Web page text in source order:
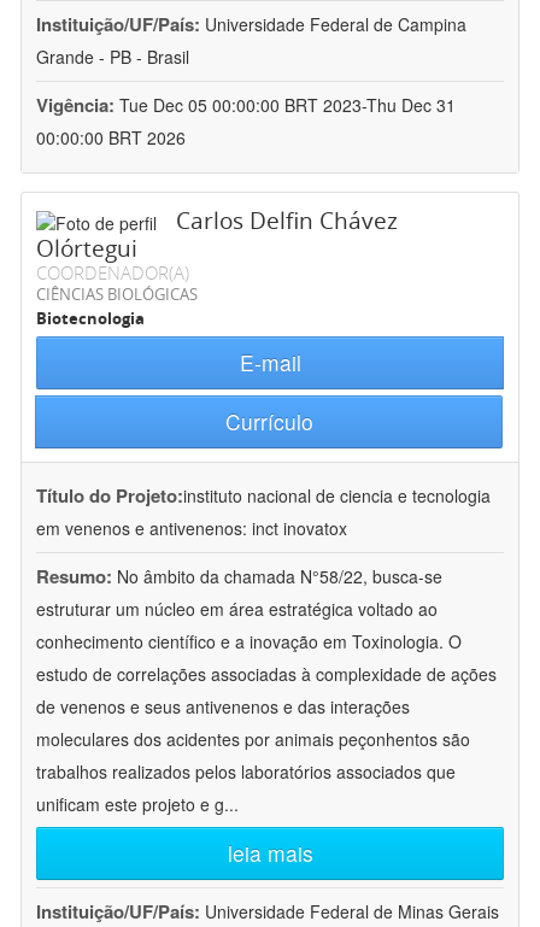
Instituição/UF/País: Universidade Federal de Campina
Grande - PB - Brasil
Vigência: Tue Dec 05 00:00:00 BRT 2023-Thu Dec 31
00:00:00 BRT 2026
Carlos Delfin Chávez
Olórtegui
COORDENADOR(A)
CIÊNCIAS BIOLÓGICAS
Biotecnologia
E-mail
Currículo
Título do Projeto:instituto nacional de ciencia e tecnologia
em venenos e antivenenos: inct inovatox
Resumo: No âmbito da chamada N°58/22, busca-se
estruturar um núcleo em área estratégica voltado ao
conhecimento científico e a inovação em Toxinologia. O
estudo de correlações associadas à complexidade de ações
de venenos e seus antivenenos e das interações
moleculares dos acidentes por animais peçonhentos são
trabalhos realizados pelos laboratórios associados que
unificam este projeto e g...
leia mais
Instituição/UF/País: Universidade Federal de Minas Gerais